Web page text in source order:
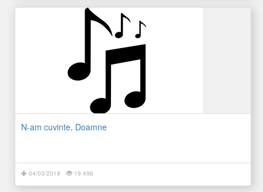
N-am cuvinte, Doamne
04/03/2018 19.496